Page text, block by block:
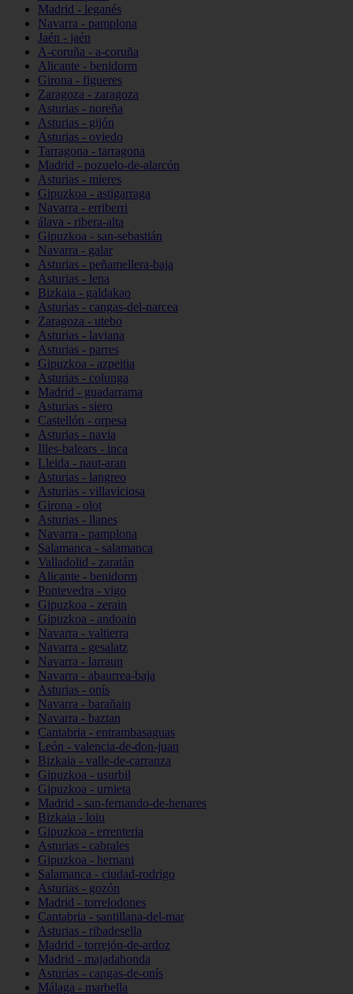
Madrid - leganés
Navarra - pamplona
Jaén - jaén
A-coruña - a-coruña
Alicante - benidorm
Girona - figueres
Zaragoza - zaragoza
Asturias - noreña
Asturias - gijón
Asturias - oviedo
Tarragona - tarragona
Madrid - pozuelo-de-alarcón
Asturias - mieres
Gipuzkoa - astigarraga
Navarra - erriberri
álava - ribera-alta
Gipuzkoa - san-sebastián
Navarra - galar
Asturias - peñamellera-baja
Asturias - lena
Bizkaia - galdakao
Asturias - cangas-del-narcea
Zaragoza - utebo
Asturias - laviana
Asturias - parres
Gipuzkoa - azpeitia
Asturias - colunga
Madrid - guadarrama
Asturias - siero
Castellón - orpesa
Asturias - navia
Illes-balears - inca
Lleida - naut-aran
Asturias - langreo
Asturias - villaviciosa
Girona - olot
Asturias - llanes
Navarra - pamplona
Salamanca - salamanca
Valladolid - zaratán
Alicante - benidorm
Pontevedra - vigo
Gipuzkoa - zerain
Gipuzkoa - andoain
Navarra - valtierra
Navarra - gesalatz
Navarra - larraun
Navarra - abaurrea-baja
Asturias - onís
Navarra - barañain
Navarra - baztan
Cantabria - entrambasaguas
León - valencia-de-don-juan
Bizkaia - valle-de-carranza
Gipuzkoa - usurbil
Gipuzkoa - urnieta
Madrid - san-fernando-de-henares
Bizkaia - loiu
Gipuzkoa - errenteria
Asturias - cabrales
Gipuzkoa - hernani
Salamanca - ciudad-rodrigo
Asturias - gozón
Madrid - torrelodones
Cantabria - santillana-del-mar
Asturias - ribadesella
Madrid - torrejón-de-ardoz
Madrid - majadahonda
Asturias - cangas-de-onís
Málaga - marbella